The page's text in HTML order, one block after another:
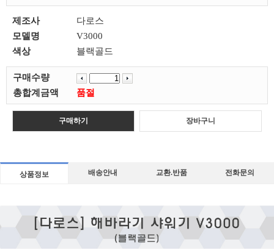
제조사
다로스
모델명
V3000
색상
블랙골드
구매수량
총합계금액
품절
구매하기 장바구니
상품정보 배송안내 교환.반품 전화문의